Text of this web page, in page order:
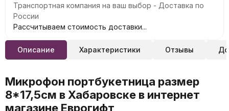
Транспортная компания на ваш выбор - Доставка по
России
Рассчитываем стоимость доставки...
Описание Характеристики Отзывы
Микрофон портбукетница размер
8*17,5см в Хабаровске в интернет
магазине Еврогифт